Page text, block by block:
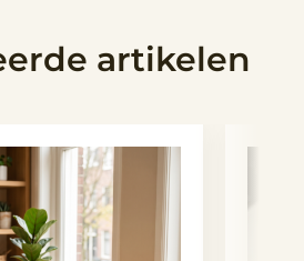
artikelen